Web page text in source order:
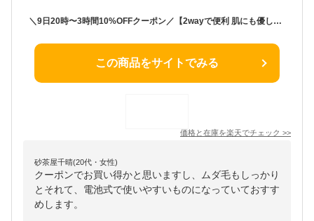
＼9日20時〜3時間10%OFFクーポン／【2wayで便利 肌にも優しい】シェーバー 女性用 フェイスシェーバー 電池式 レディースシェーバー 女性 顔 全身 ボディ 眉毛 ムダ毛 ヘッド2種類 処理 電動 ボディーシェーバー レディース 産毛 除毛 剃刀 顔そり
この商品をサイトでみる
価格と在庫を楽天でチェック >>
砂茶屋千晴(20代・女性)
クーポンでお買い得かと思いますし、ムダ毛もしっかり
とそれて、電池式で使いやすいものになっていておすす
めします。